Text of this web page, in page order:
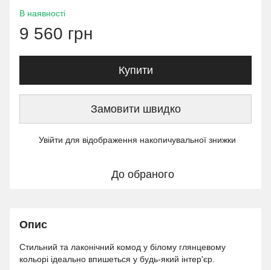
В наявності
9 560 грн
Купити
Замовити швидко
Увійти для відображення накопичувальної знижки
До обраного
Опис
Стильний та лаконічний комод у білому глянцевому
кольорі ідеально впишеться у будь-який інтер'єр.